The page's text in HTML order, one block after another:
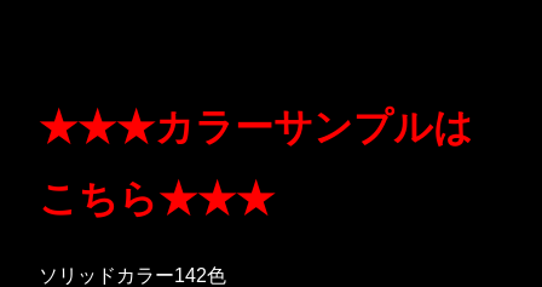
★★★カラーサンプルは
こちら★★★
ソリッドカラー142色